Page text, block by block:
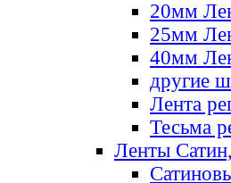
20мм
25мм
40мм
другие
Лента
Тесьма
Ленты